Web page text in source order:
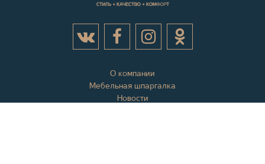
О компании
Мебельная шпаргалка
Новости